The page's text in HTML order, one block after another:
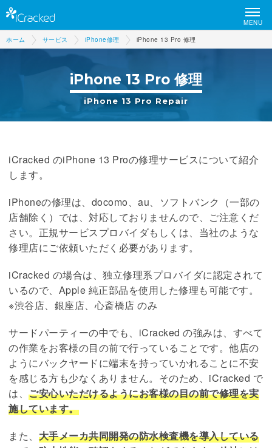
MENU
ホーム サービス iPhone修理 iPhone 13 Pro 修理
iPhone 13 Pro 修理
iPhone 13 Pro Repair
iCracked のiPhone 13 Proの修理サービスについて紹介
します。
iPhoneの修理は、docomo、au、ソフトバンク（一部の
店舗除く）では、対応しておりませんので、ご注意くだ
さい。正規サービスプロバイダもしくは、当社のような
修理店にご依頼いただく必要があります。
iCracked の場合は、独立修理系プロバイダに認定されて
いるので、Apple 純正部品を使用した修理も可能です。
※渋谷店、銀座店、心斎橋店 のみ
サードパーティーの中でも、iCracked の強みは、すべて
の作業をお客様の目の前で行っていることです。他店の
ようにバックヤードに端末を持っていかれることに不安
を感じる方も少なくありません。そのため、iCracked で
は、ご安心いただけるようにお客様の目の前で修理を実
施しています。
また、 大手メーカ共同開発の防水検査機を導入している